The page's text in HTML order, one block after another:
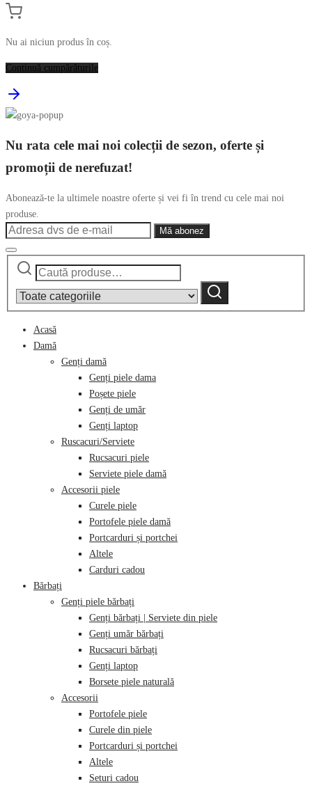
Nu ai niciun produs în coș.
Continuă cumpărăturile
Nu rata cele mai noi colecții de sezon, oferte și
promoții de nerefuzat!
Abonează-te la ultimele noastre oferte și vei fi în trend cu cele mai noi
produse.
Caută
category:
Caută
Acasă
Damă
Genți damă
Genți piele dama
Poșete piele
Genți de umăr
Genți laptop
Ruscacuri/Serviete
Rucsacuri piele
Serviete piele damă
Accesorii piele
Curele piele
Portofele piele damă
Portcarduri și portchei
Altele
Carduri cadou
Bărbați
Genți piele bărbați
Genți bărbați | Serviete din piele
Genți umăr bărbați
Rucsacuri bărbați
Genți laptop
Borsete piele naturală
Accesorii
Portofele piele
Curele din piele
Portcarduri și portchei
Altele
Seturi cadou